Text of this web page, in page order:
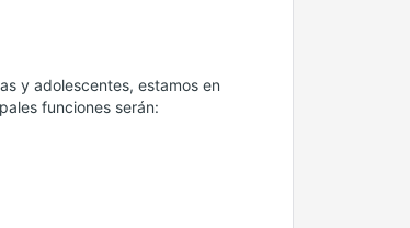
y adolescentes, estamos en
funciones serán: